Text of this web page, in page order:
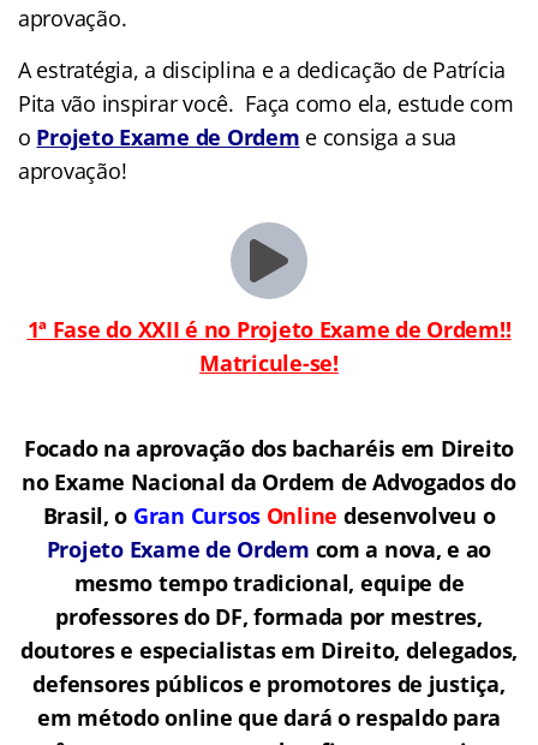
aprovação.
A estratégia, a disciplina e a dedicação de Patrícia
Pita vão inspirar você. Faça como ela, estude com
o Projeto Exame de Ordem e consiga a sua
aprovação!
1ª Fase do XXII é no Projeto Exame de Ordem!!
Matricule-se!
Focado na aprovação dos bacharéis em Direito
no Exame Nacional da Ordem de Advogados do
Brasil, o Gran Cursos Online desenvolveu o
Projeto Exame de Ordem com a nova, e ao
mesmo tempo tradicional, equipe de
professores do DF, formada por mestres,
doutores e especialistas em Direito, delegados,
defensores públicos e promotores de justiça,
em método online que dará o respaldo para